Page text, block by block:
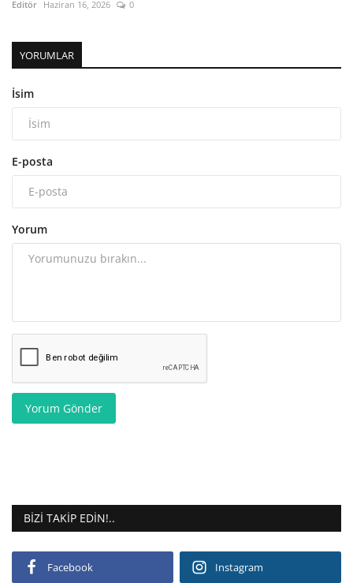
Editör Haziran 16, 2026 0
YORUMLAR
İsim
E-posta
Yorum
Yorum Gönder
BIZI TAKIP EDIN!..
Facebook Instagram